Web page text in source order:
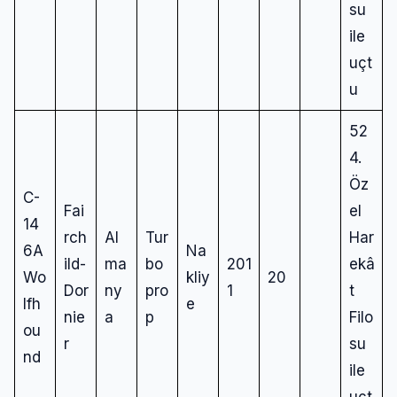
su
ile
uçt
u
C-
14
6A
Wo
lfh
ou
nd
Fai
rch
ild-
Dor
nie
r
Al
ma
ny
a
Tur
bo
pro
p
Na
kliy
e
201
1
20
52
4.
Öz
el
Har
ekâ
t
Filo
su
ile